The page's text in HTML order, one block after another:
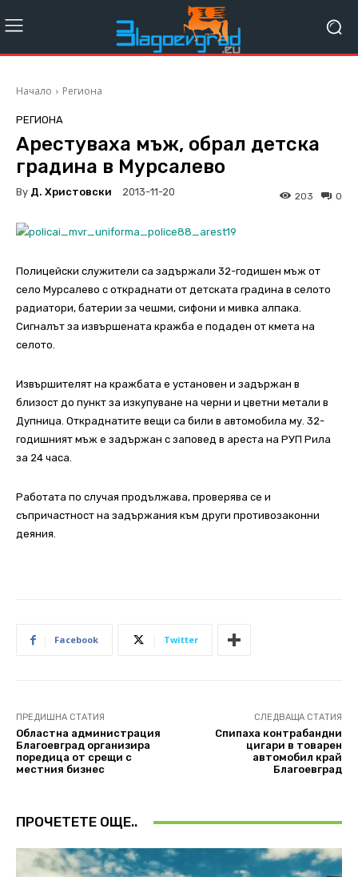
Начало Региона
РЕГИОНА
Арестуваха мъж, обрал детска
градина в Мурсалево
By Д. Христовски 2013-11-20 0
203
Полицейски служители са задържали 32-годишен мъж от
село Мурсалево с откраднати от детската градина в селото
радиатори, батерии за чешми, сифони и мивка алпака.
Сигналът за извършената кражба е подаден от кмета на
селото.
Извършителят на кражбата е установен и задържан в
близост до пункт за изкупуване на черни и цветни метали в
Дупница. Откраднатите вещи са били в автомобила му. 32-
годишният мъж е задържан с заповед в ареста на РУП Рила
за 24 часа.
Работата по случая продължава, проверява се и
съпричастност на задържания към други противозаконни
деяния.
Facebook Twitter
ПРЕДИШНА СТАТИЯ
Областна администрация
Благоевград организира
поредица от срещи с
местния бизнес
СЛЕДВАЩА СТАТИЯ
Спипаха контрабандни
цигари в товарен
автомобил край
Благоевград
ПРОЧЕТЕТЕ ОЩЕ..